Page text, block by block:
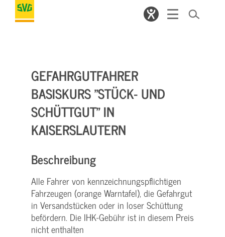
GEFAHRGUTFAHRER
BASISKURS "STÜCK- UND
SCHÜTTGUT" IN
KAISERSLAUTERN
Beschreibung
Alle Fahrer von kennzeichnungspflichtigen
Fahrzeugen (orange Warntafel), die Gefahrgut
in Versandstücken oder in loser Schüttung
befördern. Die IHK-Gebühr ist in diesem Preis
nicht enthalten